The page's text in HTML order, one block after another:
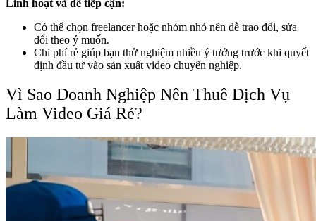
Linh hoạt và dễ tiếp cận:
Có thể chọn freelancer hoặc nhóm nhỏ nên dễ trao đổi, sửa
đổi theo ý muốn.
Chi phí rẻ giúp bạn thử nghiệm nhiều ý tưởng trước khi quyết
định đầu tư vào sản xuất video chuyên nghiệp.
Vì Sao Doanh Nghiệp Nên Thuê Dịch Vụ
Làm Video Giá Rẻ?